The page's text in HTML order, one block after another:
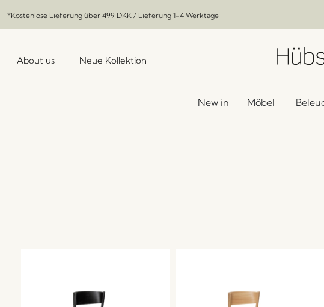
*Kostenlose Lieferung über 499 DKK / Lieferung 1-4 Werktage
About us Neue Kollektion
New in Möbel